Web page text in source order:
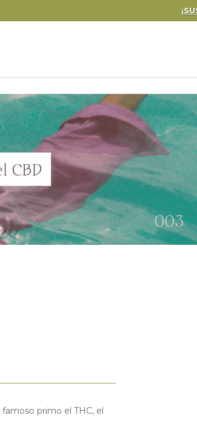
primo el THC, el